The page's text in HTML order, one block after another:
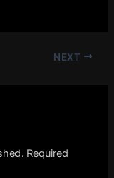
NEXT
Required